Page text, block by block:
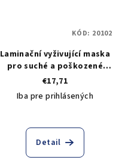
Laminační vyživující maska
pro suché a poškozené
vlasy Togethair Natural
Glossy Hair Mask 250 ml
€17,71
Iba pre prihlásených
Detail
KÓD: 20102